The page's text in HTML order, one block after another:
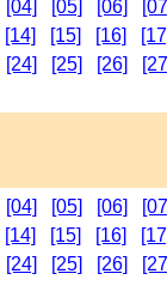
[04] [05] [06]
[14] [15] [16]
[24] [25] [26]
[04] [05] [06]
[14] [15] [16]
[24] [25] [26]